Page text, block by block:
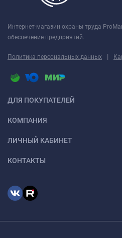
Интернет-магазин охраны труда
обеспечение предприятий.
Политика персональных данных |
ДЛЯ ПОКУПАТЕЛЕЙ
КОМПАНИЯ
ЛИЧНЫЙ КАБИНЕТ
КОНТАКТЫ